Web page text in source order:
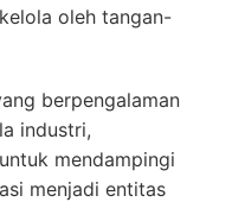
oleh tangan-
berpengalaman
industri,
mendampingi
menjadi entitas